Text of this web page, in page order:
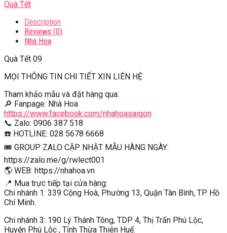
Quà Tết
Description
Reviews (0)
Nhà Hoa
Quà Tết 09
MỌI THÔNG TIN CHI TIẾT XIN LIÊN HỆ
Tham khảo mẫu và đặt hàng qua:
🔎 Fanpage: Nhà Hoa
https://www.facebook.com/nhahoasaigon
📞 Zalo: 0906 387 518
☎️ HOTLINE: 028 5678 6668
🎟 GROUP ZALO CẬP NHẬT MẪU HÀNG NGÀY:
https://zalo.me/g/rwlect001
🌎 WEB: https://nhahoa.vn
📍 Mua trực tiếp tại cửa hàng:
Chi nhánh 1: 339 Cộng Hoà, Phường 13, Quận Tân Bình, TP. Hồ
Chí Minh.
Chi nhánh 3: 190 Lý Thánh Tông, TDP 4, Thị Trấn Phú Lộc,
Huyện Phú Lộc , Tỉnh Thừa Thiên Huế.